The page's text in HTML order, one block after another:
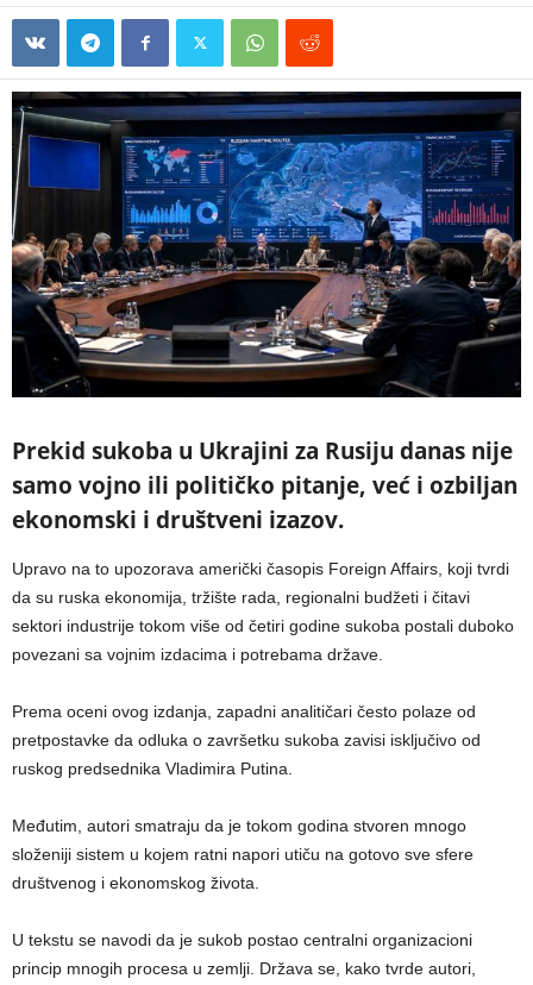
Prekid sukoba u Ukrajini za Rusiju danas nije
samo vojno ili političko pitanje, već i ozbiljan
ekonomski i društveni izazov.
Upravo na to upozorava američki časopis Foreign Affairs, koji tvrdi
da su ruska ekonomija, tržište rada, regionalni budžeti i čitavi
sektori industrije tokom više od četiri godine sukoba postali duboko
povezani sa vojnim izdacima i potrebama države.
Prema oceni ovog izdanja, zapadni analitičari često polaze od
pretpostavke da odluka o završetku sukoba zavisi isključivo od
ruskog predsednika Vladimira Putina.
Međutim, autori smatraju da je tokom godina stvoren mnogo
složeniji sistem u kojem ratni napori utiču na gotovo sve sfere
društvenog i ekonomskog života.
U tekstu se navodi da je sukob postao centralni organizacioni
princip mnogih procesa u zemlji. Država se, kako tvrde autori,